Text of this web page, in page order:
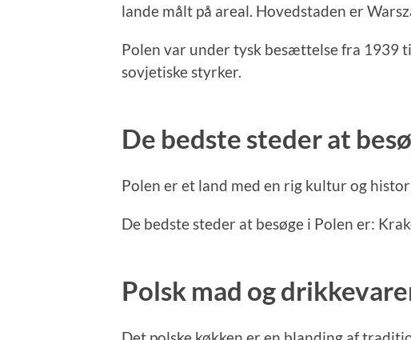
lande målt på areal. Hovedstaden er
Polen var under tysk besættelse fra 1939
sovjetiske styrker.
De bedste steder at
Polen er et land med en rig kultur og
De bedste steder at besøge i Polen er:
Polsk mad og